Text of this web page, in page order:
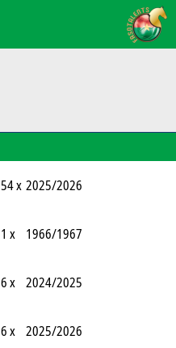
54 x 2025/2026
1 x 1966/1967
6 x 2024/2025
6 x 2025/2026